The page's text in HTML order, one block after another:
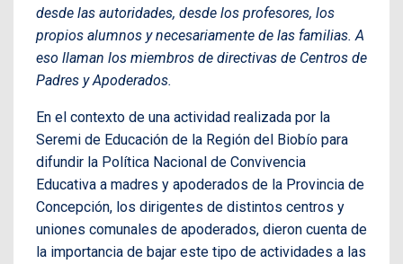
desde las autoridades, desde los profesores, los
propios alumnos y necesariamente de las familias. A
eso llaman los miembros de directivas de Centros de
Padres y Apoderados.
En el contexto de una actividad realizada por la
Seremi de Educación de la Región del Biobío para
difundir la Política Nacional de Convivencia
Educativa a madres y apoderados de la Provincia de
Concepción, los dirigentes de distintos centros y
uniones comunales de apoderados, dieron cuenta de
la importancia de bajar este tipo de actividades a las